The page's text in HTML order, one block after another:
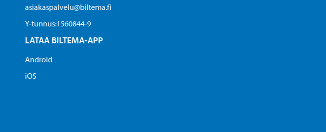
asiakaspalvelu@biltema.fi
Y-tunnus:1560844-9
LATAA BILTEMA-APP
Android
iOS